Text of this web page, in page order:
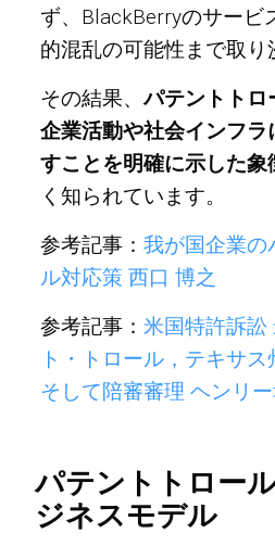
ず、BlackBerryのサービ
的混乱の可能性まで取り
その結果、パテントトロ
企業活動や社会インフ
すことを明確に示した象
く知られています。
参考記事： 我が国企業の
ル対応策 西口 博之
参考記事： 米国特許訴訟
ト・トロール，テキサス
そして陪審審理 ヘンリ
パテントトロー
ジネスモデル